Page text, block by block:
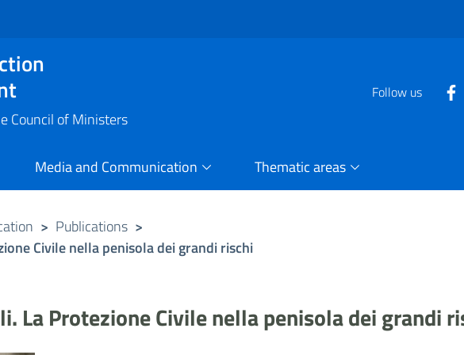
Council of Ministers
Follow us
Media and Communication Thematic areas
> Publications >
Civile nella penisola dei grandi rischi
La Protezione Civile nella penisola dei grandi